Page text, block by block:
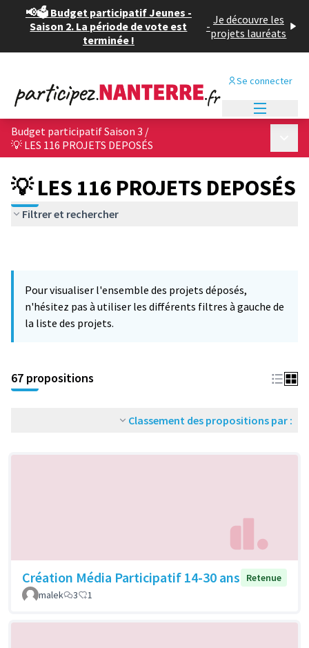
📢🗳️ Budget participatif Jeunes -
Saison 2. La période de vote est
terminée !
- Je découvre les
projets lauréats
Se connecter
Budget participatif Saison 3 /
💡 LES 116 PROJETS DEPOSÉS
💡 LES 116 PROJETS DEPOSÉS
Filtrer et rechercher
Pour visualiser l'ensemble des projets déposés,
n'hésitez pas à utiliser les différents filtres à gauche de
la liste des projets.
67 propositions
Classement des propositions par :
Création Média Participatif 14-30 ans
Retenue
malek
3 1